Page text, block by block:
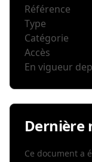
Référence
Type
Catégorie
Accès
En vigueur
Dernière
Ce document a